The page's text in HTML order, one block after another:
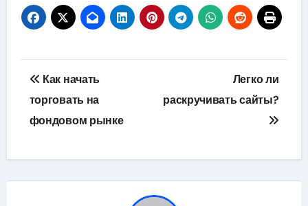
Навигация
по
записям
Как начать
торговать на
фондовом рынке
Легко ли
раскручивать сайты?